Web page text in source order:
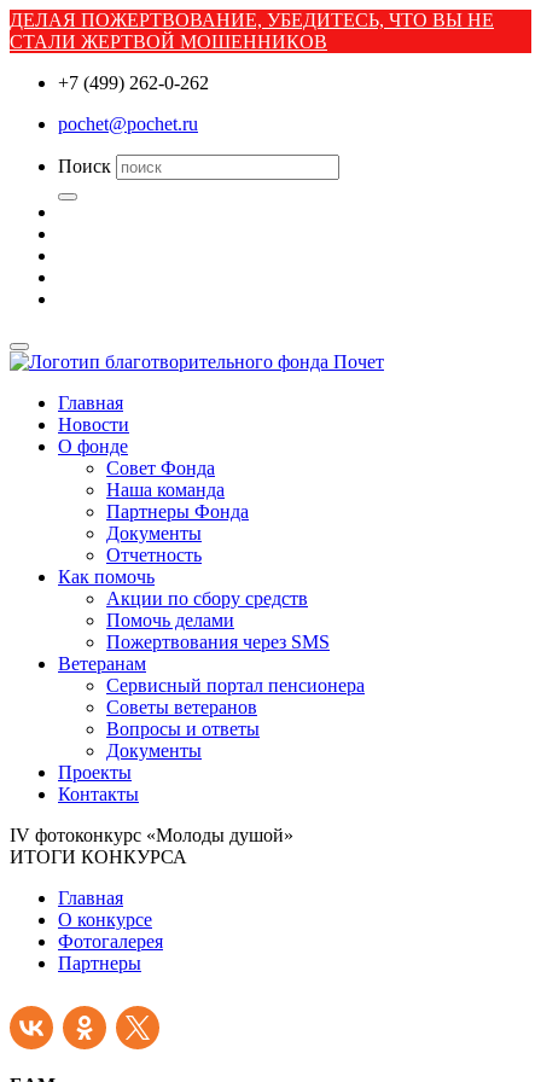
ДЕЛАЯ ПОЖЕРТВОВАНИЕ, УБЕДИТЕСЬ, ЧТО ВЫ НЕ
СТАЛИ ЖЕРТВОЙ МОШЕННИКОВ
+7 (499) 262-0-262
pochet@pochet.ru
Поиск
Главная
Новости
О фонде
Совет Фонда
Наша команда
Партнеры Фонда
Документы
Отчетность
Как помочь
Акции по сбору средств
Помочь делами
Пожертвования через SMS
Ветеранам
Сервисный портал пенсионера
Советы ветеранов
Вопросы и ответы
Документы
Проекты
Контакты
IV фотоконкурс «Молоды душой»
ИТОГИ КОНКУРСА
Главная
О конкурсе
Фотогалерея
Партнеры